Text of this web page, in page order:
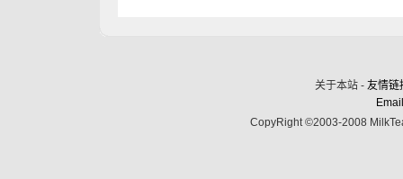
关于本站 - 友情链
CopyRight ©2003-2008